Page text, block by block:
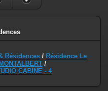
Résidences / Résidence Le
/
CABINE - 4